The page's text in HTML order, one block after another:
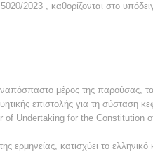
2023 , καθορίζονται στο
μέρος της παρούσας,
επιστολής για τη σύσταση
Undertaking for the Constitution
ερμηνείας, κατισχύει το ελληνικό